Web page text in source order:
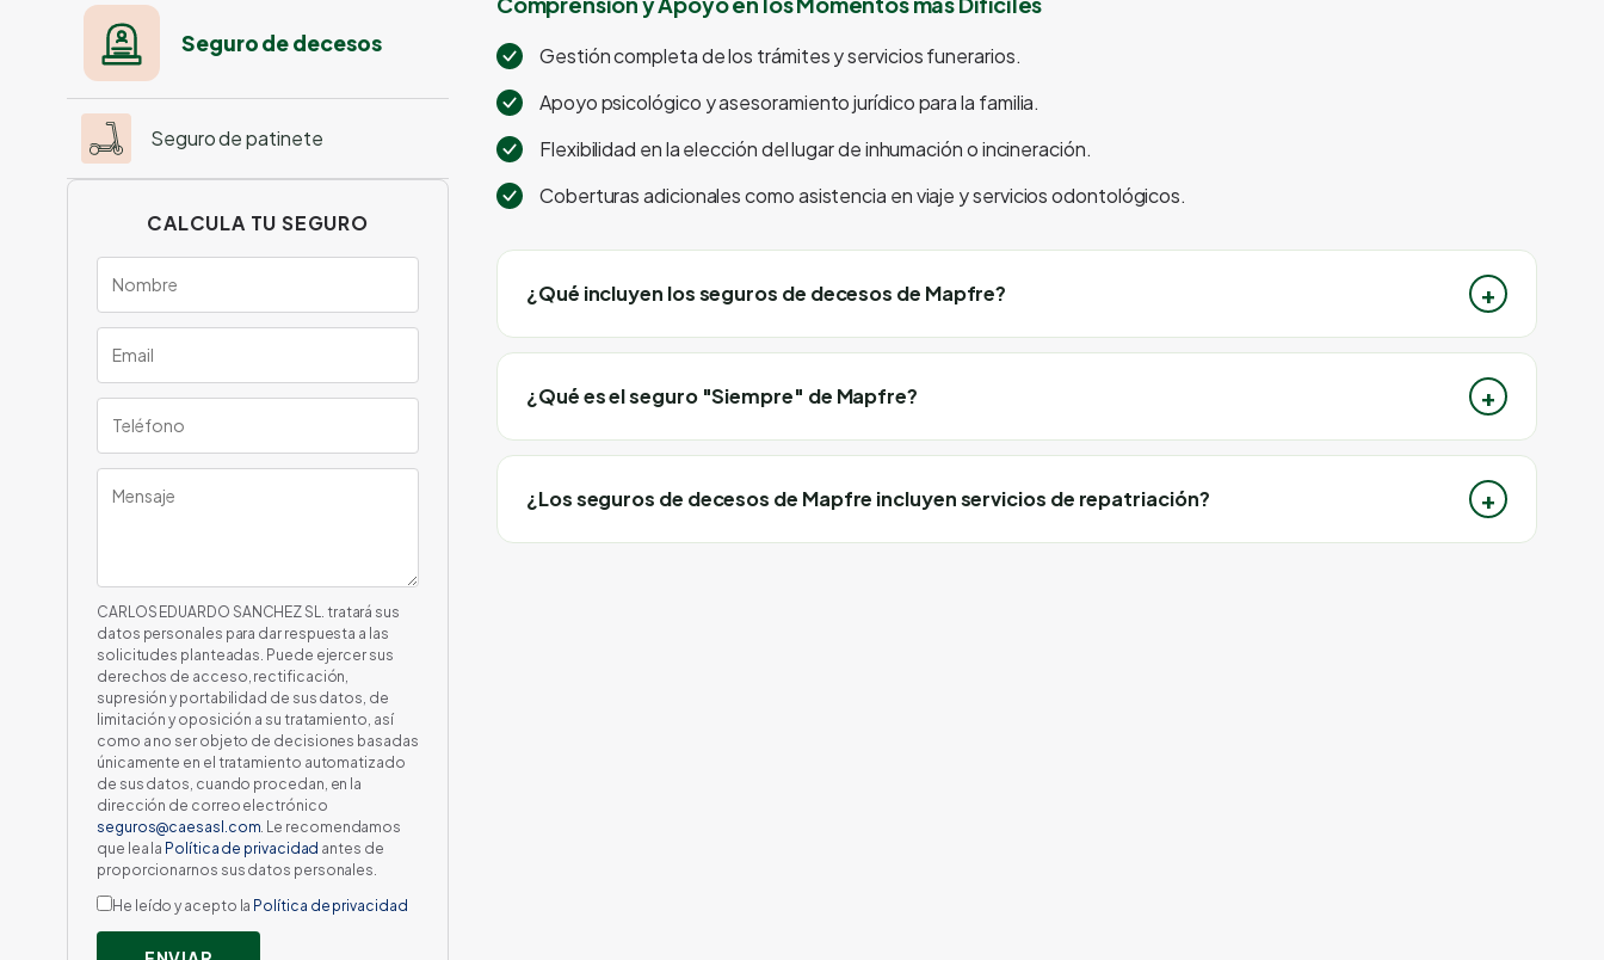
Seguro de decesos
Seguro de patinete
CALCULA TU SEGURO
CARLOS EDUARDO SANCHEZ SL. tratará sus
datos personales para dar respuesta a las
solicitudes planteadas. Puede ejercer sus
derechos de acceso, rectificación,
supresión y portabilidad de sus datos, de
limitación y oposición a su tratamiento, así
como a no ser objeto de decisiones basadas
únicamente en el tratamiento automatizado
de sus datos, cuando procedan, en la
dirección de correo electrónico
seguros@caesasl.com. Le recomendamos
que lea la Política de privacidad antes de
proporcionarnos sus datos personales.
He leído y acepto la Política de privacidad
Gestión completa de los trámites y servicios funerarios.
Apoyo psicológico y asesoramiento jurídico para la familia.
Flexibilidad en la elección del lugar de inhumación o incineración.
Coberturas adicionales como asistencia en viaje y servicios odontológicos.
¿Qué incluyen los seguros de decesos de Mapfre?
¿Qué es el seguro "Siempre" de Mapfre?
¿Los seguros de decesos de Mapfre incluyen servicios de repatriación?